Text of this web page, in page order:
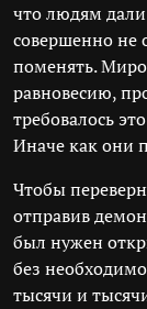
что людям
совершенно не
поменять.
равновесию,
требовалось
Иначе как они
Чтобы
отправив
был нужен
без
тысячи и